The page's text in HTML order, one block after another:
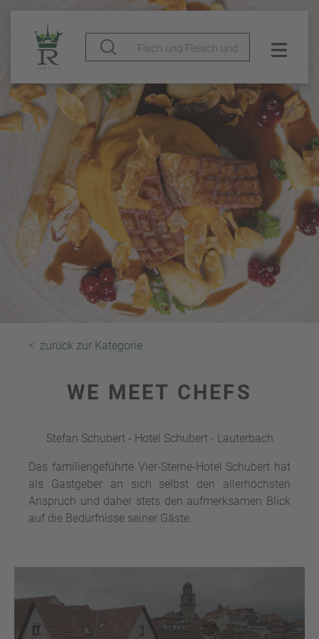
< zurück zur Kategorie
WE MEET CHEFS
Stefan Schubert - Hotel Schubert - Lauterbach
Das familiengeführte Vier-Sterne-Hotel Schubert hat
als Gastgeber an sich selbst den allerhöchsten
Anspruch und daher stets den aufmerksamen Blick
auf die Bedürfnisse seiner Gäste.